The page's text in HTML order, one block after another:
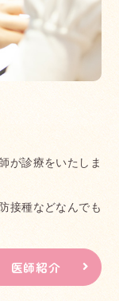
・安全性に関する
まからの電話等
名処方加算に
通り対応を行って
取得した医療情報
制を実施していま
が診療をいたしま
接種などなんでも
医師紹介